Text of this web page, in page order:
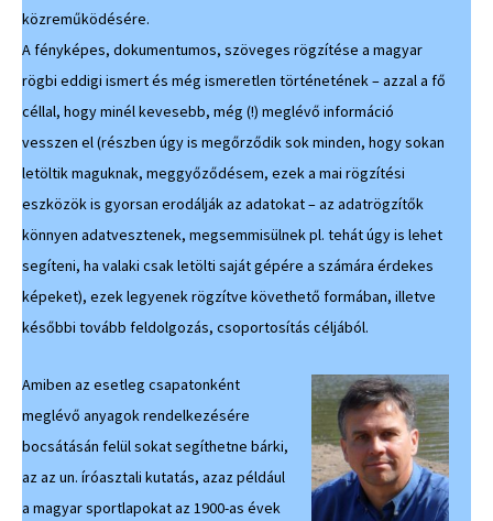
közreműködésére.
A fényképes, dokumentumos, szöveges rögzítése a magyar
rögbi eddigi ismert és még ismeretlen történetének – azzal a fő
céllal, hogy minél kevesebb, még (!) meglévő információ
vesszen el (részben úgy is megőrződik sok minden, hogy sokan
letöltik maguknak, meggyőződésem, ezek a mai rögzítési
eszközök is gyorsan erodálják az adatokat – az adatrögzítők
könnyen adatvesztenek, megsemmisülnek pl. tehát úgy is lehet
segíteni, ha valaki csak letölti saját gépére a számára érdekes
képeket), ezek legyenek rögzítve követhető formában, illetve
későbbi tovább feldolgozás, csoportosítás céljából.
Amiben az esetleg csapatonként
meglévő anyagok rendelkezésére
bocsátásán felül sokat segíthetne bárki,
az az un. íróasztali kutatás, azaz például
a magyar sportlapokat az 1900-as évek